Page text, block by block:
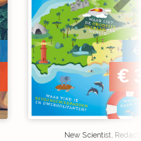
€
New Scientist,